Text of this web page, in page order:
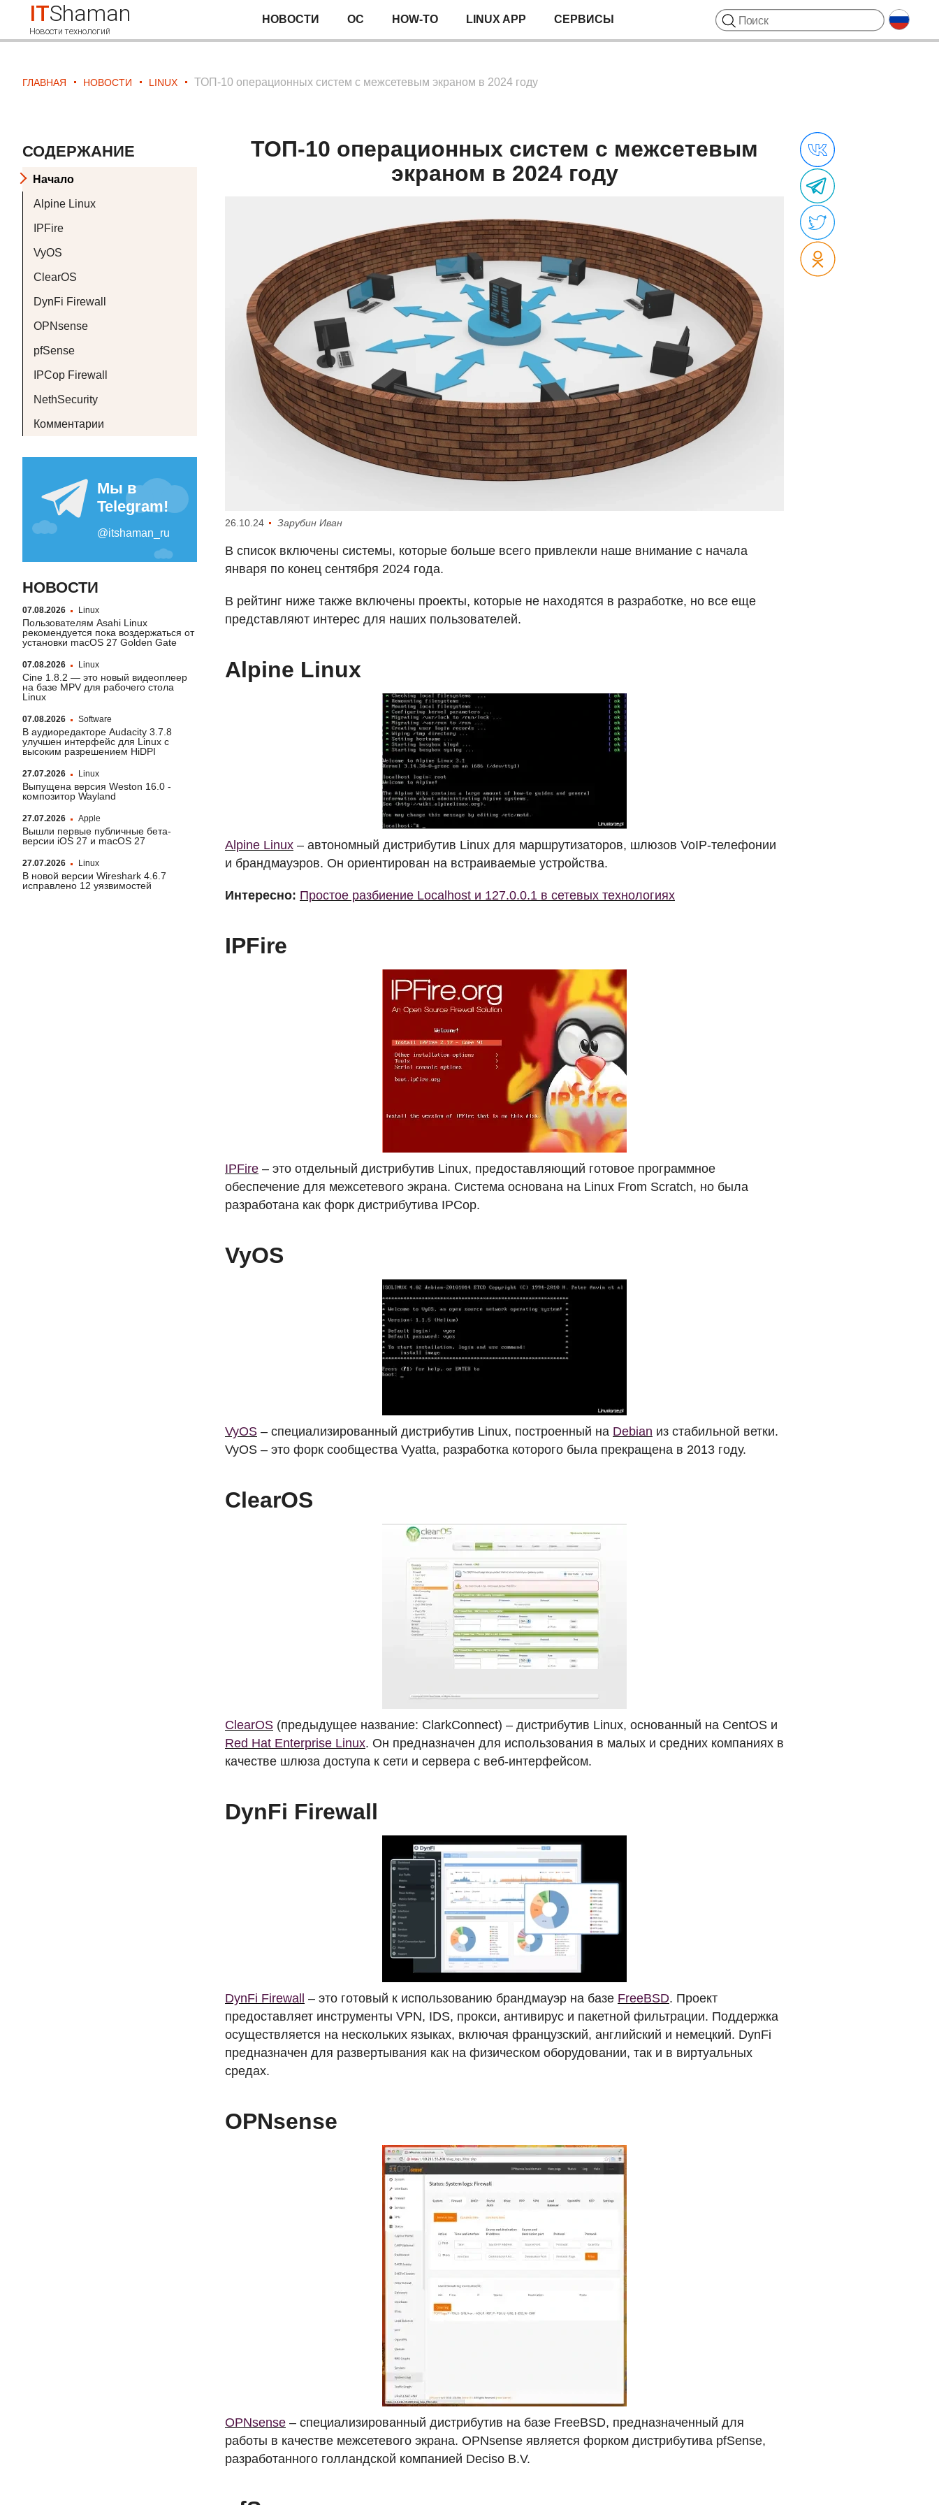
ITShaman
Новости технологий
НОВОСТИ ОС HOW-TO LINUX APP СЕРВИСЫ
ГЛАВНАЯ НОВОСТИ LINUX ТОП-10 операционных систем с межсетевым экраном в 2024 году
СОДЕРЖАНИЕ
Начало
Alpine Linux
IPFire
VyOS
ClearOS
DynFi Firewall
OPNsense
pfSense
IPCop Firewall
NethSecurity
Комментарии
НОВОСТИ
07.08.2026 Linux
Пользователям Asahi Linux
рекомендуется пока воздержаться от
установки macOS 27 Golden Gate
07.08.2026 Linux
Cine 1.8.2 — это новый видеоплеер
на базе MPV для рабочего стола
Linux
07.08.2026 Software
В аудиоредакторе Audacity 3.7.8
улучшен интерфейс для Linux с
высоким разрешением HiDPI
27.07.2026 Linux
Выпущена версия Weston 16.0 -
композитор Wayland
27.07.2026 Apple
Вышли первые публичные бета-
версии iOS 27 и macOS 27
27.07.2026 Linux
В новой версии Wireshark 4.6.7
исправлено 12 уязвимостей
ТОП-10 операционных систем с межсетевым
экраном в 2024 году
26.10.24 Зарубин Иван
В список включены системы, которые больше всего привлекли наше внимание с начала
января по конец сентября 2024 года.
В рейтинг ниже также включены проекты, которые не находятся в разработке, но все еще
представляют интерес для наших пользователей.
Alpine Linux
Alpine Linux – автономный дистрибутив Linux для маршрутизаторов, шлюзов VoIP-телефонии
и брандмауэров. Он ориентирован на встраиваемые устройства.
Интересно: Простое разбиение Localhost и 127.0.0.1 в сетевых технологиях
IPFire
IPFire – это отдельный дистрибутив Linux, предоставляющий готовое программное
обеспечение для межсетевого экрана. Система основана на Linux From Scratch, но была
разработана как форк дистрибутива IPCop.
VyOS
VyOS – специализированный дистрибутив Linux, построенный на Debian из стабильной ветки.
VyOS – это форк сообщества Vyatta, разработка которого была прекращена в 2013 году.
ClearOS
ClearOS (предыдущее название: ClarkConnect) – дистрибутив Linux, основанный на CentOS и
Red Hat Enterprise Linux. Он предназначен для использования в малых и средних компаниях в
качестве шлюза доступа к сети и сервера с веб-интерфейсом.
DynFi Firewall
DynFi Firewall – это готовый к использованию брандмауэр на базе FreeBSD. Проект
предоставляет инструменты VPN, IDS, прокси, антивирус и пакетной фильтрации. Поддержка
осуществляется на нескольких языках, включая французский, английский и немецкий. DynFi
предназначен для развертывания как на физическом оборудовании, так и в виртуальных
средах.
OPNsense
OPNsense – специализированный дистрибутив на базе FreeBSD, предназначенный для
работы в качестве межсетевого экрана. OPNsense является форком дистрибутива pfSense,
разработанного голландской компанией Deciso B.V.